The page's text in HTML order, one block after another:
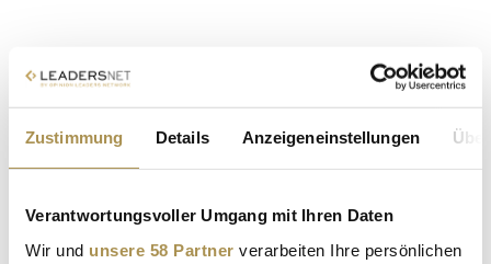
Zustimmung Details Anzeigeneinstellungen
Verantwortungsvoller Umgang mit Ihren Daten
Wir und unsere 58 Partner verarbeiten Ihre persönlichen